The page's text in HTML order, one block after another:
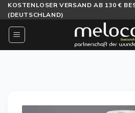
Zum
Inhalt
springen
KOSTENLOSER VERSAND AB 130 €
(DEUTSCHLAND)